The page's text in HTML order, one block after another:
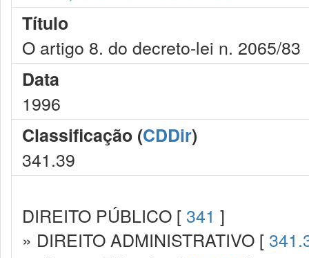
Título
O artigo 8. do decreto-lei n. 2065/83
Data
1996
Classificação (CDDir)
341.39
DIREITO PÚBLICO [ 341 ]
» DIREITO ADMINISTRATIVO [